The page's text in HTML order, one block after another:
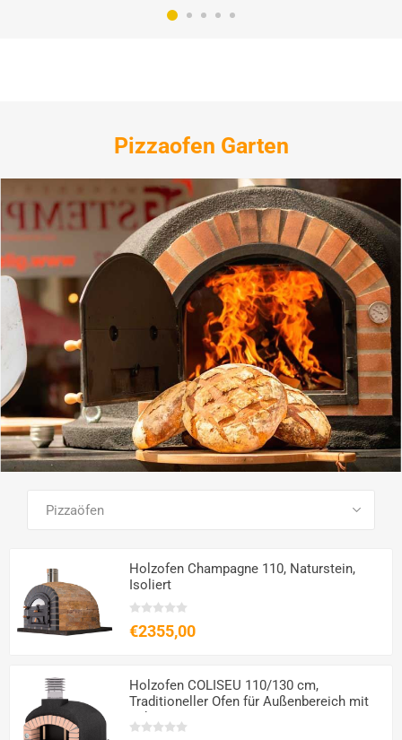
Pizzaofen Garten
SEE ALL PRODUCTS
Holzofen Champagne 110, Naturstein,
Isoliert
€2355,00
Holzofen COLISEU 110/130 cm,
Traditioneller Ofen für Außenbereich mit
Schornstein